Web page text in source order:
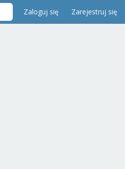
Zaloguj się Zarejestruj się